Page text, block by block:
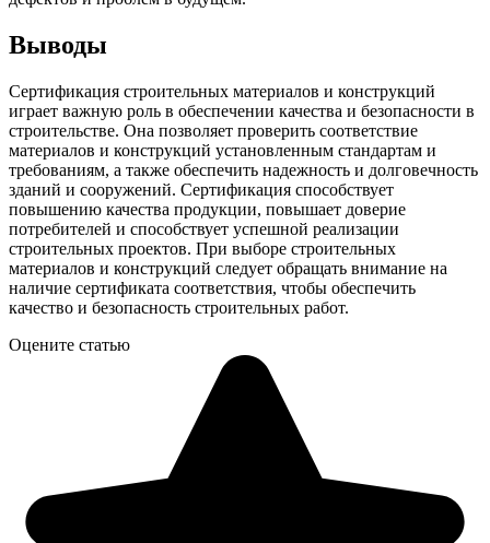
Выводы
Сертификация строительных материалов и конструкций
играет важную роль в обеспечении качества и безопасности в
строительстве. Она позволяет проверить соответствие
материалов и конструкций установленным стандартам и
требованиям, а также обеспечить надежность и долговечность
зданий и сооружений. Сертификация способствует
повышению качества продукции, повышает доверие
потребителей и способствует успешной реализации
строительных проектов. При выборе строительных
материалов и конструкций следует обращать внимание на
наличие сертификата соответствия, чтобы обеспечить
качество и безопасность строительных работ.
Оцените статью